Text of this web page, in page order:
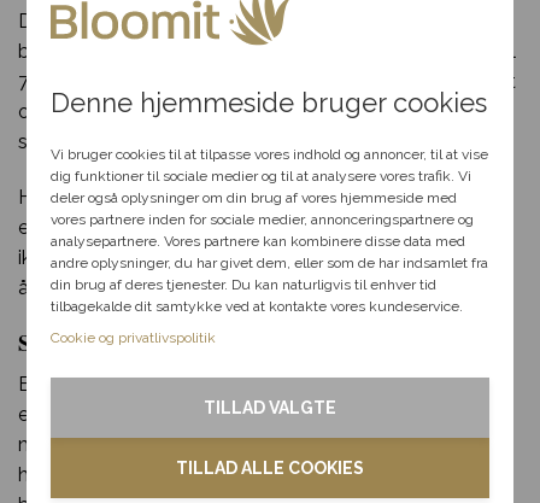
Denne hjemmeside bruger cookies
Vi bruger cookies til at tilpasse vores indhold og annoncer, til at vise
dig funktioner til sociale medier og til at analysere vores trafik. Vi
deler også oplysninger om din brug af vores hjemmeside med
vores partnere inden for sociale medier, annonceringspartnere og
analysepartnere. Vores partnere kan kombinere disse data med
andre oplysninger, du har givet dem, eller som de har indsamlet fra
din brug af deres tjenester. Du kan naturligvis til enhver tid
tilbagekalde dit samtykke ved at kontakte vores kundeservice.
Cookie og privatlivspolitik
TILLAD ALLE COOKIES
TILLAD VALGTE
Du kan trygt vælge os, når du har brug for
blomsterlevering i Højer. Vores erfaring går helt tilbage til
70’erne og vores mange år i blomsterbranchen har sikret
os et kæmpe netværk af florister og blomsterbutikker
som vi samarbejder med.
Har du spørgsmål til din bestilling, udvalget af blomster
eller særlige ønsker til din blomsterdekoration? Så tøv
ikke med at kontakte os per telefon eller mail i vores
åbningstid.
Send blomster til Højer – levering samme dag
Bloomit gør blomsterudbringning i Højer lige så let som
en leg. Alt du skal gøre, er at klikke et par gange med
musen og indtaste de nødvendige informationer. Når du
har gjort det, kan vi klargøre og sende din smukke
Du har fået en
passer til dig, så hjælper vi
dig videre med at finde den
perfekte rabat til dit svar.
Fødselsdag
Tak & omtanke
Kondolence